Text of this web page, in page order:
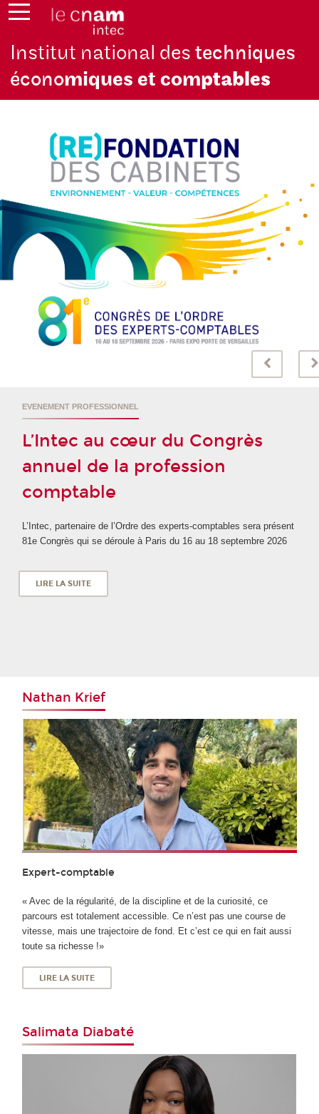
Institut national destechniques
économiques et comptables
EVENEMENT PROFESSIONNEL
L’Intec au cœur du Congrès
annuel de la profession
comptable
L’Intec, partenaire de l’Ordre des experts-comptables sera présent
81e Congrès qui se déroule à Paris du 16 au 18 septembre 2026
LIRE LA SUITE
Nathan Krief
Expert-comptable
« Avec de la régularité, de la discipline et de la curiosité, ce
parcours est totalement accessible. Ce n’est pas une course de
vitesse, mais une trajectoire de fond. Et c’est ce qui en fait aussi
toute sa richesse !»
LIRE LA SUITE
Salimata Diabaté